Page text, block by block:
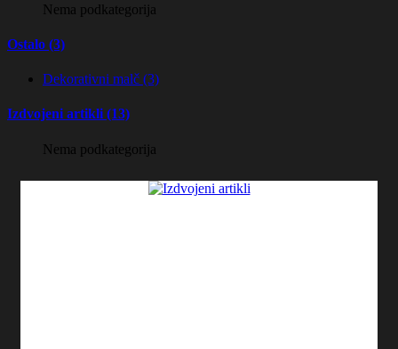
Nema podkategorija
Ostalo (3)
Dekorativni malč (3)
Izdvojeni artikli (13)
Nema podkategorija